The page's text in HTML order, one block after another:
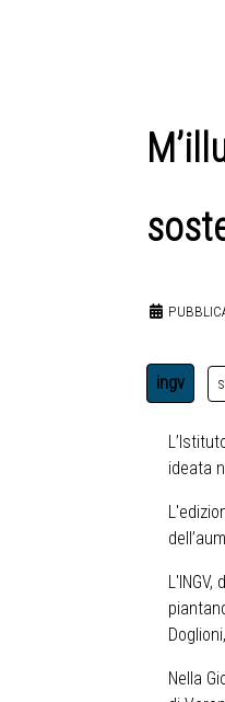
ingv
ideata
Nella